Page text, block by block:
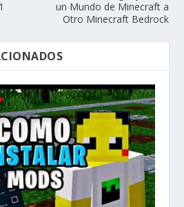
un Mundo de Minecraft a
Otro Minecraft Bedrock